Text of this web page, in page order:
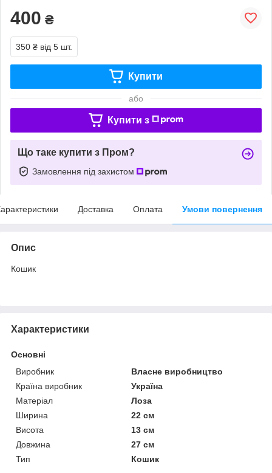
400 ₴
350 ₴ від 5 шт.
Купити
або
Купити з
Що таке купити з Пром?
Замовлення під захистом
Доставка Оплата Умови повернення
Опис
Кошик
Характеристики
Основні
Виробник
Власне виробництво
Країна виробник
Україна
Матеріал
Лоза
Ширина
22 см
Висота
13 см
Довжина
27 см
Тип
Кошик